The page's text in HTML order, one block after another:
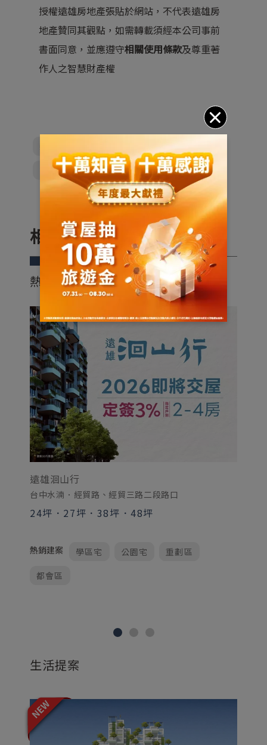
授權遠雄房地產張貼於網站，不代表遠雄房
地產贊同其觀點，如需轉載須經本公司事前
書面同意，並應遵守相關使用條款及尊重著
作人之智慧財產權
限貸令
貸款成數
相關推薦
熱銷建案
遠雄洄山行
台中水湳．經貿路、經貿三路二段路口
24坪 ． 27坪 ． 38坪 ．48坪
熱銷建案 學區宅 公園宅
重劃區
都會區
生活提案